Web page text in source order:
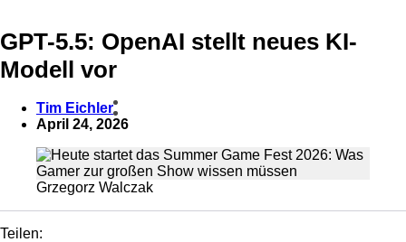
GPT-5.5: OpenAI stellt neues KI-
Modell vor
Tim Eichler
April 24, 2026
Grzegorz Walczak
Teilen: